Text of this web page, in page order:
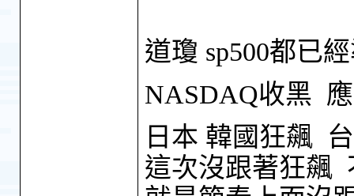
道瓊 sp500都已
NASDAQ收黑
日本 韓國狂飆
這次沒跟著狂飆